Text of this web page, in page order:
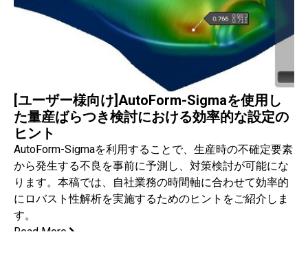
[ユーザー様向け]AutoForm-Sigmaを使用し
た量産ばらつき検討における効率的な設定の
ヒント
AutoForm-Sigmaを利用することで、生産時の不確定要素
から発生する不良を事前に予測し、対策検討が可能にな
ります。本稿では、自社業務の時間軸に合わせて効率的
にロバスト性解析を実施するためのヒントをご紹介しま
す。
Read More